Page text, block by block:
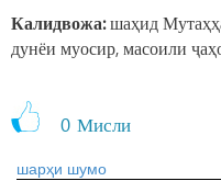
Калидвожа:шаҳид
дунёи муосир, масоили
0 Мисли
шарҳи шумо